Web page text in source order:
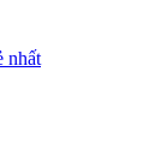
nhất